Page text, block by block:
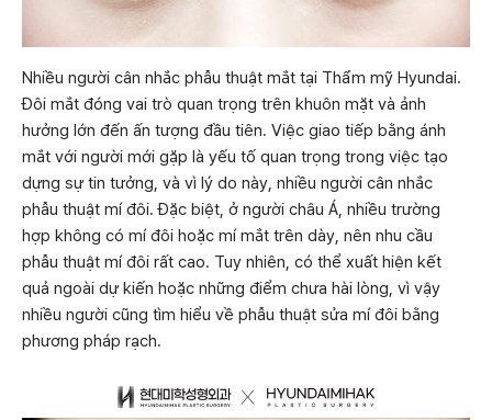
Nhiều người cân nhắc phẫu thuật mắt tại Thẩm mỹ Hyundai.
Đôi mắt đóng vai trò quan trọng trên khuôn mặt và ảnh
hưởng lớn đến ấn tượng đầu tiên. Việc giao tiếp bằng ánh
mắt với người mới gặp là yếu tố quan trọng trong việc tạo
dựng sự tin tưởng, và vì lý do này, nhiều người cân nhắc
phẫu thuật mí đôi. Đặc biệt, ở người châu Á, nhiều trường
hợp không có mí đôi hoặc mí mắt trên dày, nên nhu cầu
phẫu thuật mí đôi rất cao. Tuy nhiên, có thể xuất hiện kết
quả ngoài dự kiến hoặc những điểm chưa hài lòng, vì vậy
nhiều người cũng tìm hiểu về phẫu thuật sửa mí đôi bằng
phương pháp rạch.